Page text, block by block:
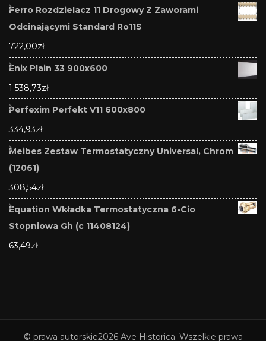
Ferro Rozdzielacz 11 Drogowy Z Zaworami
Odcinającymi Standard Ro11S
722,00zł
Enix Plain 33 900x600
1 538,73zł
Perfexim Perfekt V11 600x800
334,93zł
Meibes Zestaw Termostatyczny Universal, Chrom
(12061)
308,54zł
Equation Wkładka Termostatyczna 6-Cio
Stopniowa Gh (c 11408124)
63,49zł
© prawa autorskie2026 Ave Historica. Wszelkie prawa